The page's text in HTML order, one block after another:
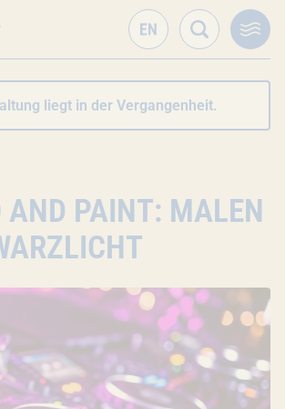
liegt in der Vergangenheit.
AND PAINT: MALEN